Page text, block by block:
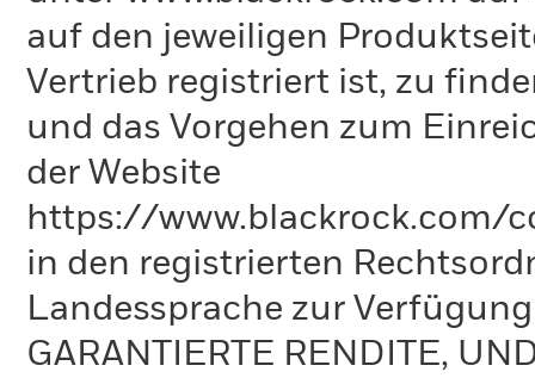
auf den jeweiligen
Vertrieb registriert ist, zu
und das Vorgehen zum
der Website
https://www.blackrock.com/
in den registrierten
Landessprache zur
GARANTIERTE RENDITE,